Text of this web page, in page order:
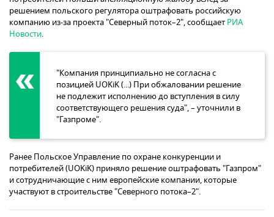
решением польского регулятора оштрафовать российскую
компанию из-за проекта "Северный поток–2", сообщает РИА
Новости.
"Компания принципиально не согласна с
позицией UOKiK (...) При обжаловании решение
не подлежит исполнению до вступления в силу
соответствующего решения суда", – уточнили в
"Газпроме".
Ранее Польское Управление по охране конкуренции и
потребителей (UOKiK) приняло решение оштрафовать "Газпром"
и сотрудничающие с ним европейские компании, которые
участвуют в строительстве "Северного потока–2".